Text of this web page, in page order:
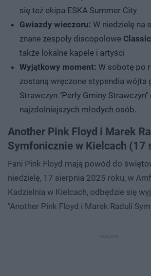
się też ekipa ESKA Summer City
Gwiazdy wieczoru: W niedzielę na
znane zespoły discopolowe
także lokalne kapele i artyści
Wyjątkowy moment: W sobotę po
zostaną wręczone stypendia wójta
Strawczyn "Perły Gminy Strawczyn"
najzdolniejszych młodych osób.
Another Pink Floyd i Marek
Symfonicznie w Kielcach (17
Fani Pink Floyd mają powód do
niedzielę, 17 sierpnia 2025 roku, w
Kadzielnia w Kielcach, odbędzie się
"Another Pink Floyd i Marek Raduli